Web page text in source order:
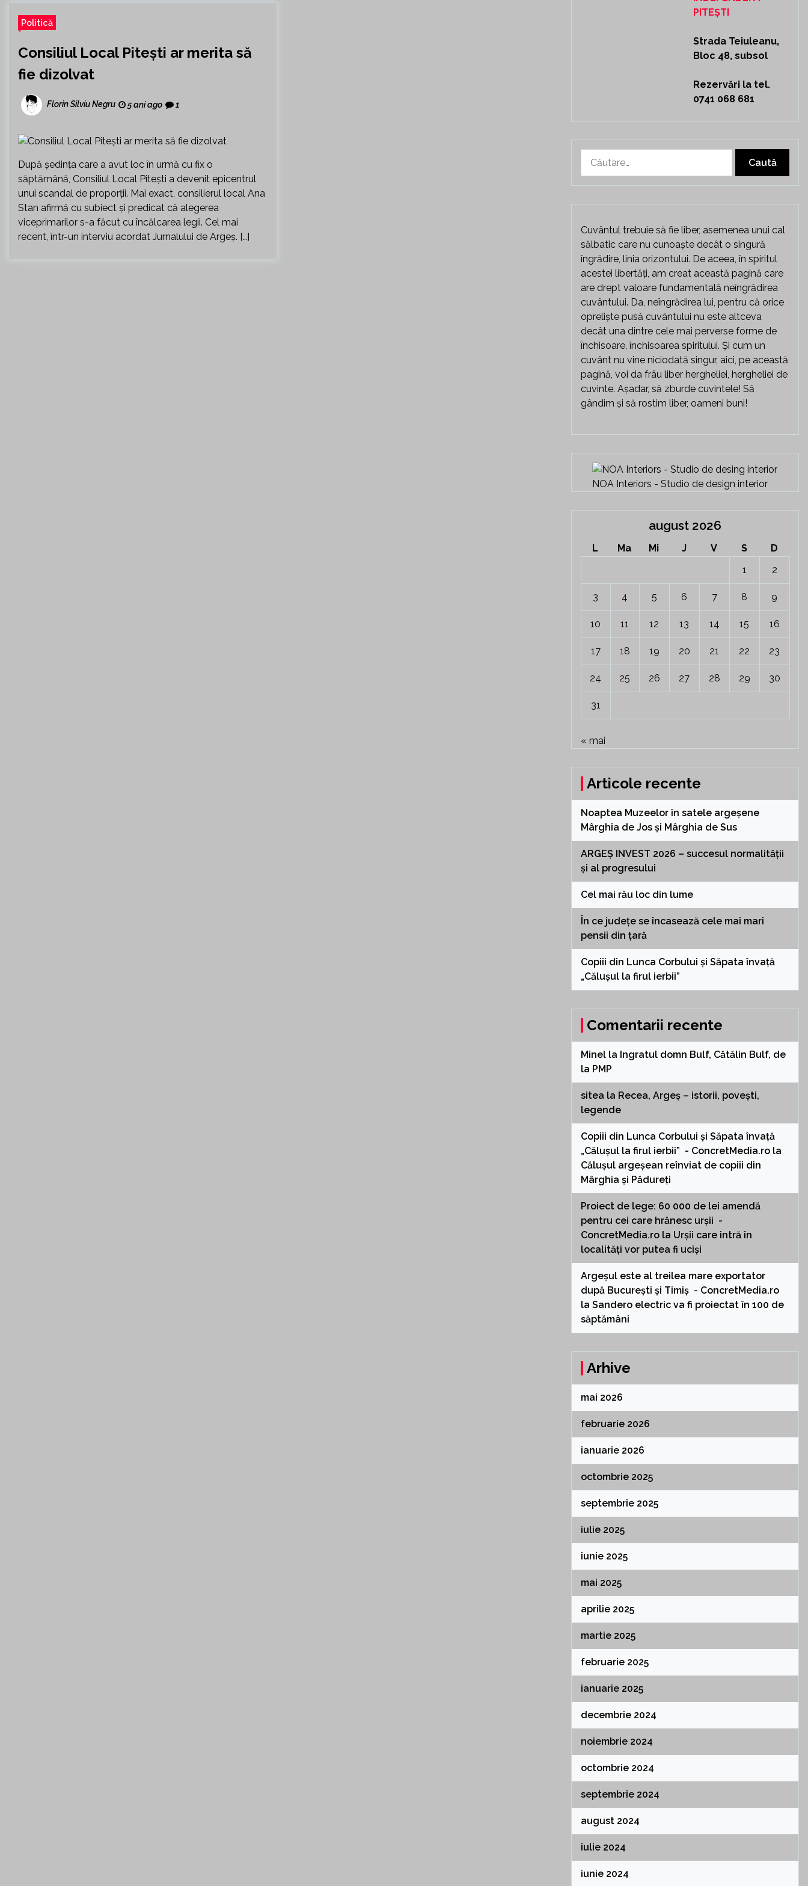
Politică
Consiliul Local Pitești ar merita să
fie dizolvat
Florin Silviu Negru 5 ani ago 1
După ședința care a avut loc în urmă cu fix o
săptămână, Consiliul Local Pitești a devenit epicentrul
unui scandal de proporții. Mai exact, consilierul local Ana
Stan afirmă cu subiect și predicat că alegerea
viceprimarilor s-a făcut cu încălcarea legii. Cel mai
recent, într-un interviu acordat Jurnalului de Argeș. […]
PITEȘTI
Strada Teiuleanu,
Bloc 48, subsol
Rezervări la tel.
0741 068 681
după:
Cuvântul trebuie să fie liber, asemenea unui cal
sălbatic care nu cunoaște decât o singură
îngrădire, linia orizontului. De aceea, în spiritul
acestei libertăți, am creat această pagină care
are drept valoare fundamentală neîngrădirea
cuvântului. Da, neîngrădirea lui, pentru că orice
opreliște pusă cuvântului nu este altceva
decât una dintre cele mai perverse forme de
închisoare, închisoarea spiritului. Și cum un
cuvânt nu vine niciodată singur, aici, pe această
pagină, voi da frâu liber hergheliei, hergheliei de
cuvinte. Așadar, să zburde cuvintele! Să
gândim și să rostim liber, oameni buni!
NOA Interiors - Studio de design interior
august 2026
L Ma Mi J V S
D
1
2
3 4 5 6 7 8 9
10 11 12 13 14 15 16
17 18 19 20 21 22 23
24 25 26 27 28 29 30
31
« mai
Articole recente
Noaptea Muzeelor în satele argeșene
Mârghia de Jos și Mârghia de Sus
ARGEȘ INVEST 2026 – succesul normalității
și al progresului
Cel mai rău loc din lume
În ce județe se încasează cele mai mari
pensii din țară
Copiii din Lunca Corbului și Săpata învață
„Călușul la firul ierbii”
Comentarii recente
Minella Ingratul domn Bulf, Cătălin Bulf, de
la PMP
sitea la Recea, Argeș – istorii, povești,
legende
Copiii din Lunca Corbului și Săpata învață
„Călușul la firul ierbii” - ConcretMedia.rola
Călușul argeșean reînviat de copiii din
Mârghia și Pădureți
Proiect de lege: 60 000 de lei amendă
pentru cei care hrănesc urșii -
ConcretMedia.rola Urșii care intră în
localități vor putea fi uciși
Argeșul este al treilea mare exportator
după București și Timiș - ConcretMedia.ro
la Sandero electric va fi proiectat în 100 de
săptămâni
Arhive
mai 2026
februarie 2026
ianuarie 2026
octombrie 2025
septembrie 2025
iulie 2025
iunie 2025
mai 2025
aprilie 2025
martie 2025
februarie 2025
ianuarie 2025
decembrie 2024
noiembrie 2024
octombrie 2024
septembrie 2024
august 2024
iulie 2024
iunie 2024